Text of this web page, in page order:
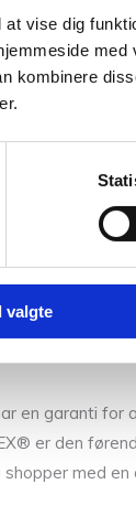
vise dig
med
kombinere
valgte
Havblik
benytter
med
garn kan
en garanti
er den
med